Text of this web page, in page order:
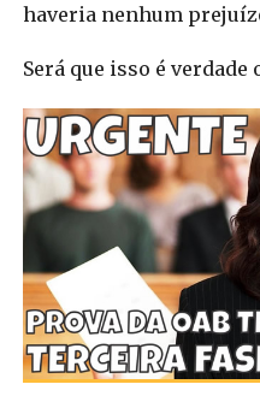
haveria nenhum
Será que isso é verdade